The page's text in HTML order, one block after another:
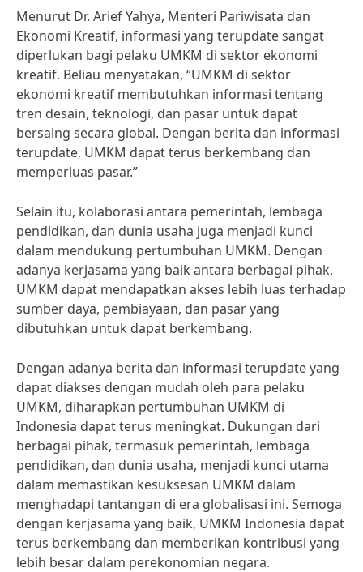
Menurut Dr. Arief Yahya, Menteri Pariwisata dan
Ekonomi Kreatif, informasi yang terupdate sangat
diperlukan bagi pelaku UMKM di sektor ekonomi
kreatif. Beliau menyatakan, “UMKM di sektor
ekonomi kreatif membutuhkan informasi tentang
tren desain, teknologi, dan pasar untuk dapat
bersaing secara global. Dengan berita dan informasi
terupdate, UMKM dapat terus berkembang dan
memperluas pasar.”
Selain itu, kolaborasi antara pemerintah, lembaga
pendidikan, dan dunia usaha juga menjadi kunci
dalam mendukung pertumbuhan UMKM. Dengan
adanya kerjasama yang baik antara berbagai pihak,
UMKM dapat mendapatkan akses lebih luas terhadap
sumber daya, pembiayaan, dan pasar yang
dibutuhkan untuk dapat berkembang.
Dengan adanya berita dan informasi terupdate yang
dapat diakses dengan mudah oleh para pelaku
UMKM, diharapkan pertumbuhan UMKM di
Indonesia dapat terus meningkat. Dukungan dari
berbagai pihak, termasuk pemerintah, lembaga
pendidikan, dan dunia usaha, menjadi kunci utama
dalam memastikan kesuksesan UMKM dalam
menghadapi tantangan di era globalisasi ini. Semoga
dengan kerjasama yang baik, UMKM Indonesia dapat
terus berkembang dan memberikan kontribusi yang
lebih besar dalam perekonomian negara.